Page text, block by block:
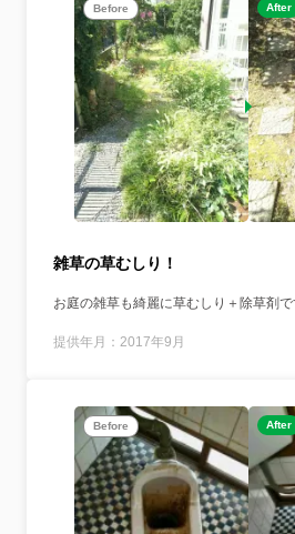
Before After
雑草の草むしり！
お庭の雑草も綺麗に草むしり＋除草剤で
提供年月：2017年9月
Before After